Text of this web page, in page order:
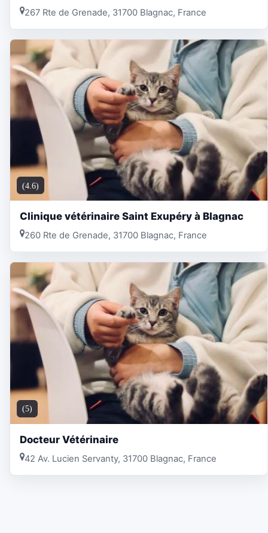
267 Rte de Grenade, 31700 Blagnac, France
(4.6)
Clinique vétérinaire Saint Exupéry à Blagnac
260 Rte de Grenade, 31700 Blagnac, France
(5)
Docteur Vétérinaire
42 Av. Lucien Servanty, 31700 Blagnac, France